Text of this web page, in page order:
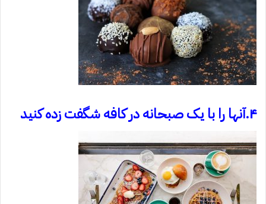
۴.آنها را با یک صبحانه در کافه شگفت زده کنید